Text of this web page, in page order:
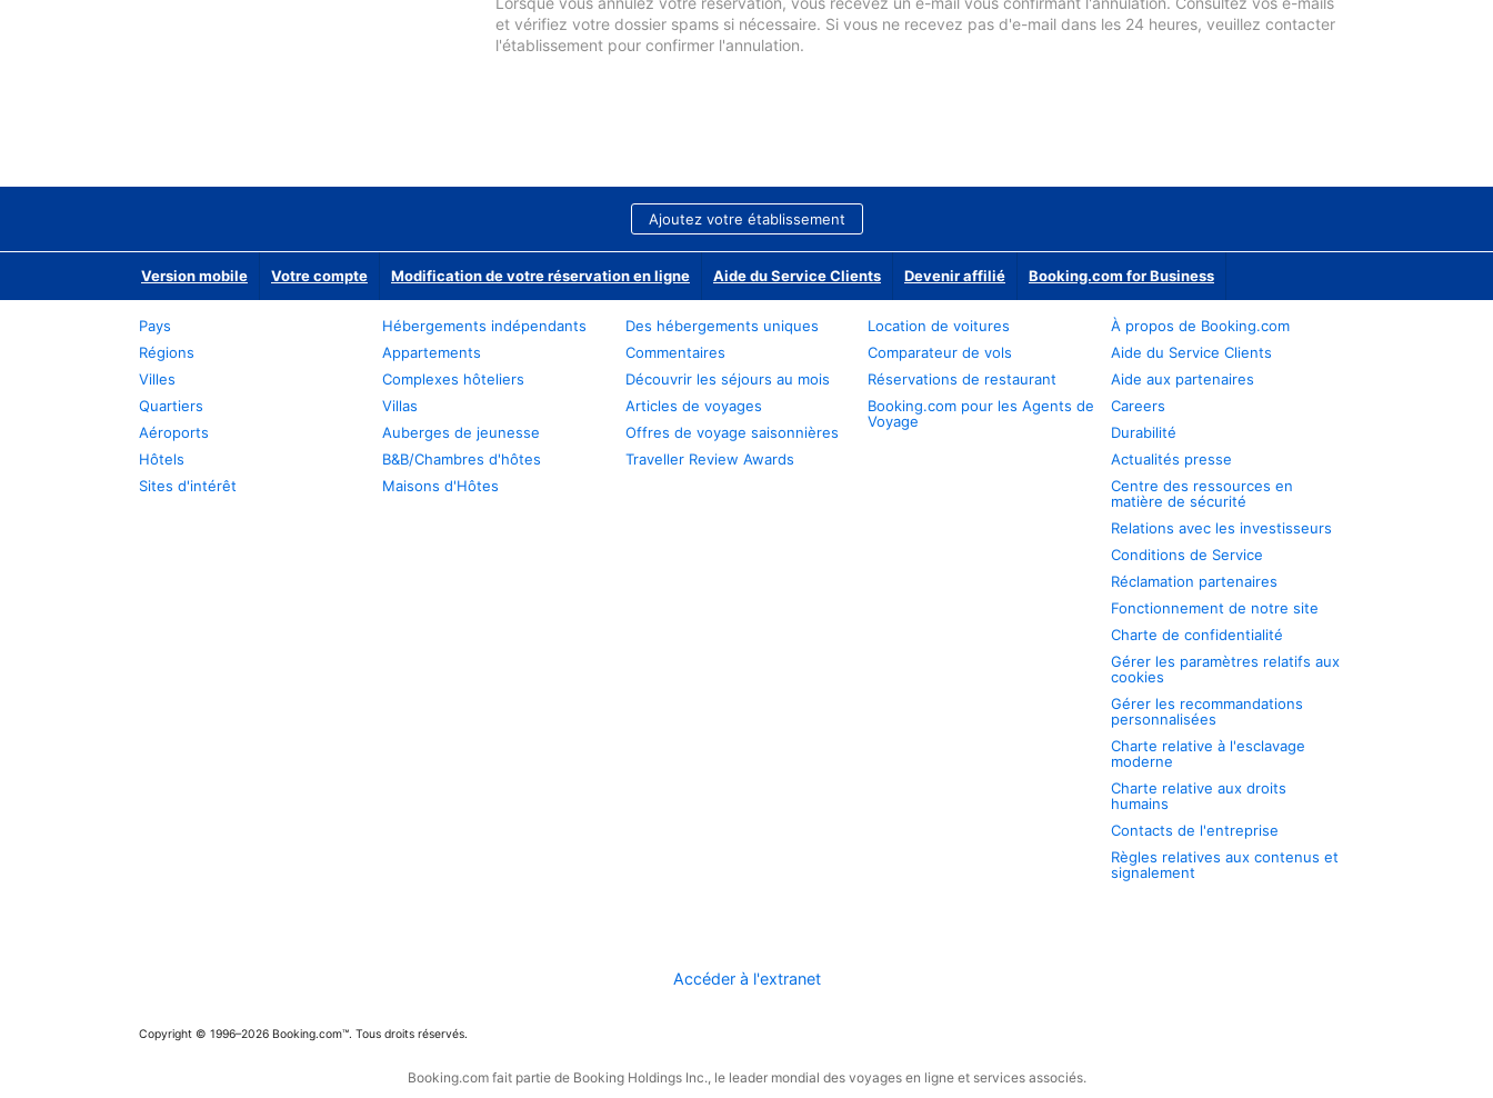
et vérifiez votre dossier spams si nécessaire. Si vous ne recevez pas d'e-mail dans les 24 heures, veuillez contacter
l'établissement pour confirmer l'annulation.
Ajoutez votre établissement
Version mobile Votre compte Modification de votre réservation en ligne Aide du Service Clients Devenir affilié Booking.com for Business
Pays
Régions
Villes
Quartiers
Aéroports
Hôtels
Sites d'intérêt
Hébergements indépendants
Appartements
Complexes hôteliers
Villas
Auberges de jeunesse
B&B/Chambres d'hôtes
Maisons d'Hôtes
Des hébergements uniques
Commentaires
Découvrir les séjours au mois
Articles de voyages
Offres de voyage saisonnières
Traveller Review Awards
Location de voitures
Comparateur de vols
Réservations de restaurant
Booking.com pour les Agents de
Voyage
À propos de Booking.com
Aide du Service Clients
Aide aux partenaires
Careers
Durabilité
Actualités presse
Centre des ressources en
matière de sécurité
Relations avec les investisseurs
Conditions de Service
Réclamation partenaires
Fonctionnement de notre site
Charte de confidentialité
Gérer les paramètres relatifs aux
cookies
Gérer les recommandations
personnalisées
Charte relative à l'esclavage
moderne
Charte relative aux droits
humains
Contacts de l'entreprise
Règles relatives aux contenus et
signalement
Accéder à l'extranet
Copyright © 1996–2026 Booking.com™. Tous droits réservés.
Booking.com fait partie de Booking Holdings Inc., le leader mondial des voyages en ligne et services associés.